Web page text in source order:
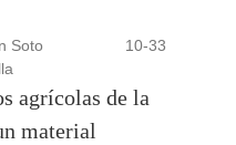
Soto
10-33
agrícolas de la
material